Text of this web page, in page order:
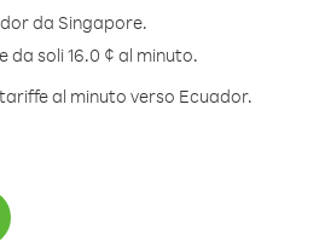
da Singapore.
da soli 16.0 ¢ al minuto.
al minuto verso Ecuador.